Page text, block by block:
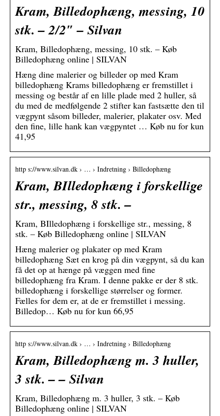
Kram, Billedophæng, messing, 10
stk. – 2/2″ – Silvan
Kram, Billedophæng, messing, 10 stk. – Køb
Billedophæng online | SILVAN
Hæng dine malerier og billeder op med Kram
billedophæng Krams billedophæng er fremstillet i
messing og består af en lille plade med 2 huller, så
du med de medfølgende 2 stifter kan fastsætte den til
vægpynt såsom billeder, malerier, plakater osv. Med
den fine, lille hank kan vægpyntet … Køb nu for kun
41,95
http s://www.silvan.dk › … › Indretning › Billedophæng
Kram, BIlledophæng i forskellige
str., messing, 8 stk. –
Kram, BIlledophæng i forskellige str., messing, 8
stk. – Køb Billedophæng online | SILVAN
Hæng malerier og plakater op med Kram
billedophæng Sæt en krog på din vægpynt, så du kan
få det op at hænge på væggen med fine
billedophæng fra Kram. I denne pakke er der 8 stk.
billedophæng i forskellige størrelser og former.
Fælles for dem er, at de er fremstillet i messing.
Billedop… Køb nu for kun 66,95
http s://www.silvan.dk › … › Indretning › Billedophæng
Kram, Billedophæng m. 3 huller,
3 stk. – – Silvan
Kram, Billedophæng m. 3 huller, 3 stk. – Køb
Billedophæng online | SILVAN